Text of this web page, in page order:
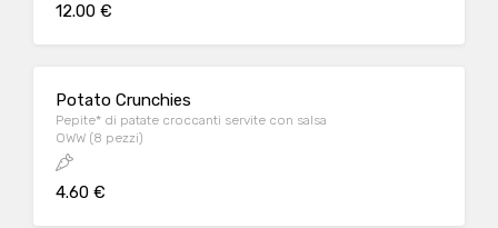
12.00 €
Potato Crunchies
Pepite* di patate croccanti servite con salsa
OWW (8 pezzi)
4.60 €